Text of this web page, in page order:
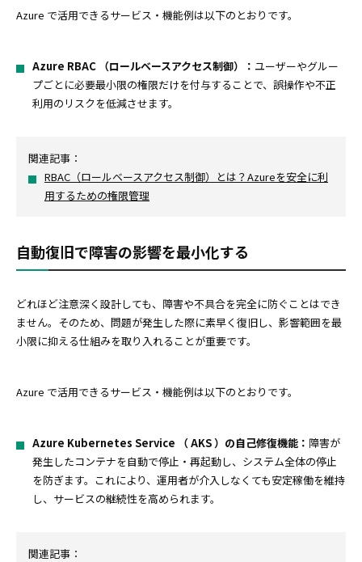
Azure で活用できるサービス・機能例は以下のとおりです。
Azure RBAC （ロールベースアクセス制御）： ユーザーやグルー
プごとに必要最小限の権限だけを付与することで、誤操作や不正
利用のリスクを低減させます。
関連記事：
RBAC（ロールベースアクセス制御）とは？Azureを安全に利
用するための権限管理
自動復旧で障害の影響を最小化する
どれほど注意深く設計しても、障害や不具合を完全に防ぐことはでき
ません。そのため、問題が発生した際に素早く復旧し、影響範囲を最
小限に抑える仕組みを取り入れることが重要です。
Azure で活用できるサービス・機能例は以下のとおりです。
Azure Kubernetes Service （ AKS ）の自己修復機能： 障害が
発生したコンテナを自動で停止・再起動し、システム全体の停止
を防ぎます。これにより、運用者が介入しなくても安定稼働を維持
し、サービスの継続性を高められます。
関連記事：